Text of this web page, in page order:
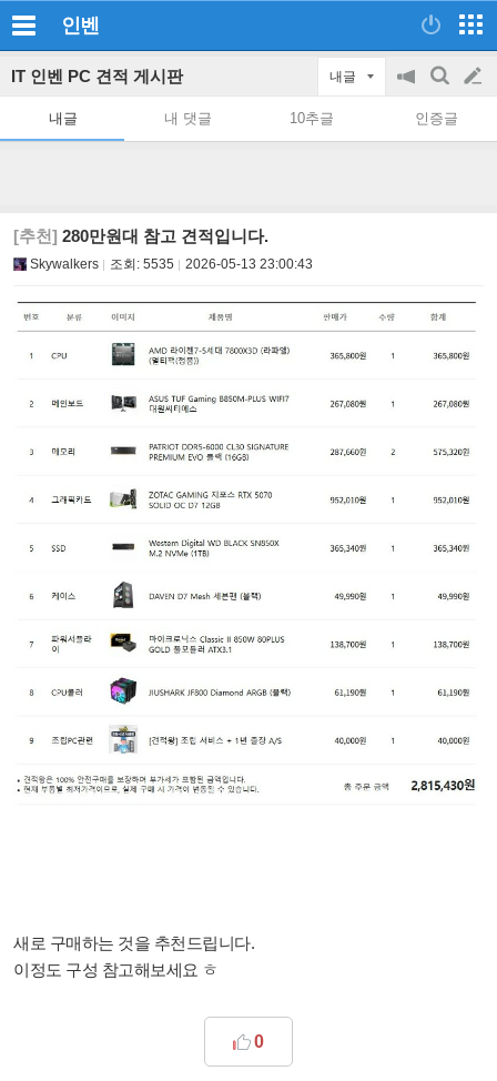
인벤
IT 인벤 PC 견적 게시판 내글
공
on/off
검
색
글
쓰
내글 내 댓글 10추글 인증글
[추천] 280만원대 참고 견적입니다.
Skywalkers 조회: 5535 2026-05-13 23:00:43
새로 구매하는 것을 추천드립니다.
이정도 구성 참고해보세요 ㅎ
0